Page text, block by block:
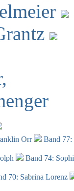
Orr
Band
Band 74:
70: Sabrina Lorenz